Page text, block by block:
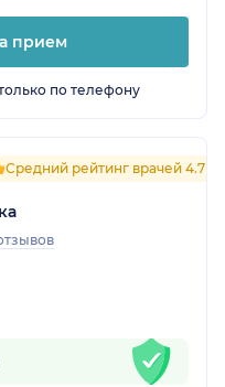
прием
по телефону
Средний рейтинг врачей 4.7